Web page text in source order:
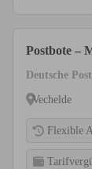
Postbote –
Deutsche
Vechelde
Flexible